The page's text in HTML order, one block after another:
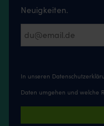
Neuigkeiten.
In unseren
Daten umgehen und welche